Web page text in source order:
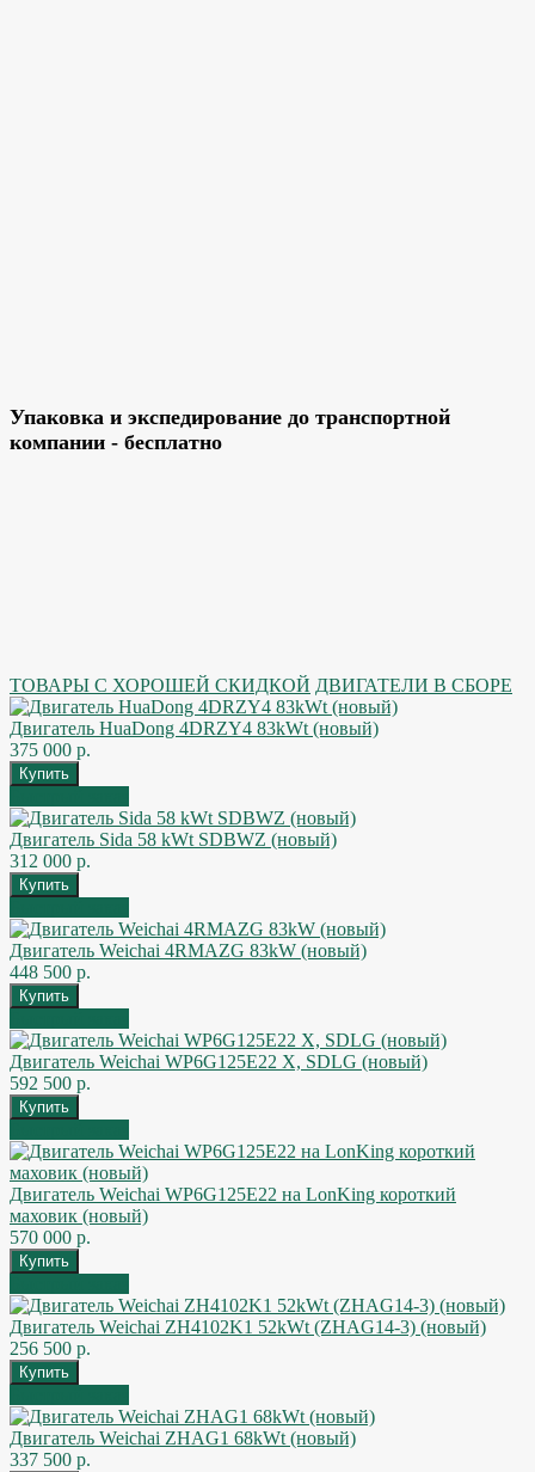
Упаковка и экспедирование до транспортной
компании - бесплатно
ТОВАРЫ С ХОРОШЕЙ СКИДКОЙ ДВИГАТЕЛИ В СБОРЕ
Двигатель HuaDong 4DRZY4 83kWt (новый)
375 000 р.
Двигатель Sida 58 kWt SDBWZ (новый)
312 000 р.
Двигатель Weichai 4RMAZG 83kW (новый)
448 500 р.
Двигатель Weichai WP6G125E22 X, SDLG (новый)
592 500 р.
Двигатель Weichai WP6G125E22 на LonKing короткий
маховик (новый)
570 000 р.
Двигатель Weichai ZH4102K1 52kWt (ZHAG14-3) (новый)
256 500 р.
Двигатель Weichai ZHAG1 68kWt (новый)
337 500 р.